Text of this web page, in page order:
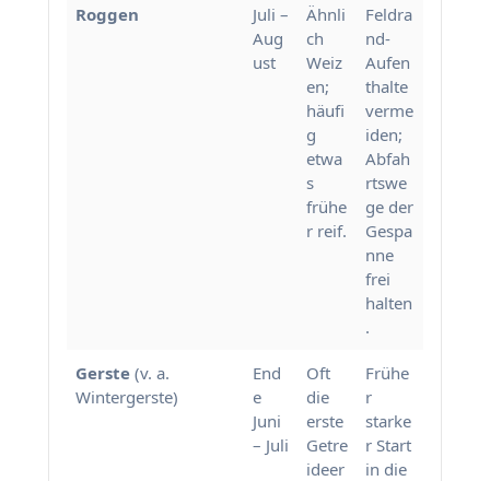
Roggen
Juli –
Aug
ust
Ähnli
ch
Weiz
en;
häufi
g
etwa
s
frühe
r reif.
Feldra
nd-
Aufen
thalte
verme
iden;
Abfah
rtswe
ge der
Gespa
nne
frei
halten
.
Gerste (v. a.
Wintergerste)
End
e
Juni
– Juli
Oft
die
erste
Getre
ideer
Frühe
r
starke
r Start
in die